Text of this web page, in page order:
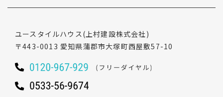
ユースタイルハウス (上村建設株式会社)
〒443-0013 愛知県蒲郡市大塚町西屋敷57-10